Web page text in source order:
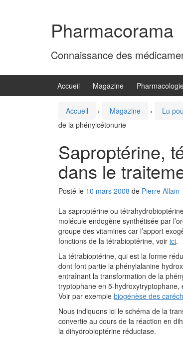
Pharmacorama
Connaissance des
Accueil Magazine
Accueil › Magazine › Lu
de la phénylcétonurie
Saproptérine,
dans le
Posté le 10 mars 2008 de Pierre Allain
La saproptérine ou
molécule endogène synthétisée par
groupe des vitamines car l’apport
fonctions de la tétrabioptérine, voir ici.
La tétrabioptérine, qui est la forme
dont font partie la phénylalanine
entraînant la transformation de la
tryptophane en 5-
Voir par exemple biogénèse des
Nous indiquons ici le schéma de la
convertie au cours de la réaction en
la dihydrobioptérine réductase.